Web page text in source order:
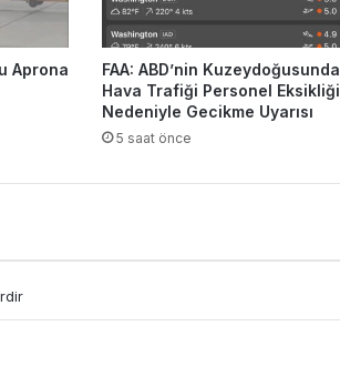
Aprona
FAA: ABD’nin Kuzeydoğusunda
Hava Trafiği Personel Eksikliği
Nedeniyle Gecikme Uyarısı
5 saat önce